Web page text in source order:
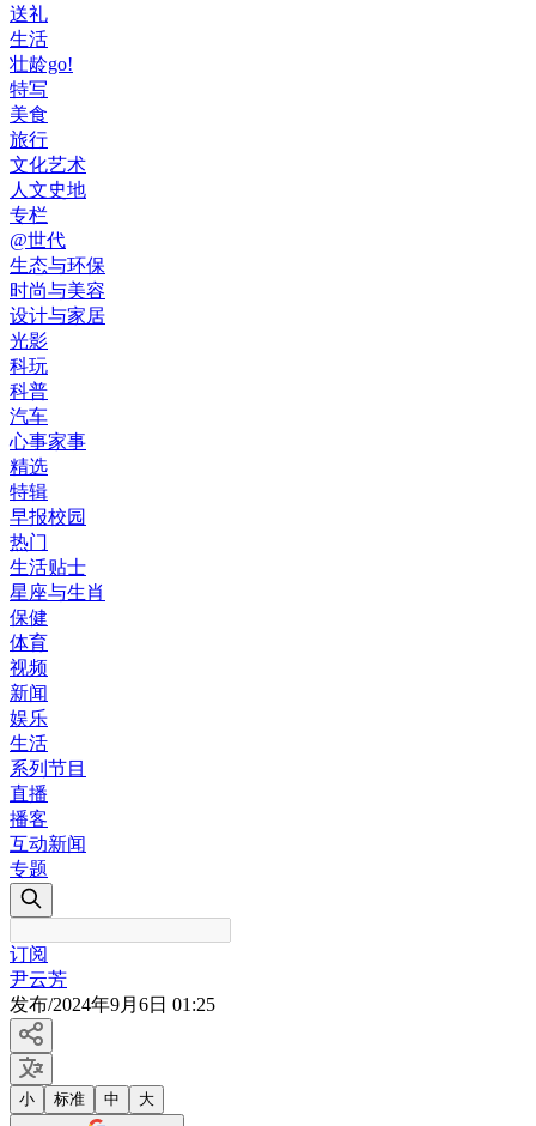
送礼
生活
壮龄go!
特写
美食
旅行
文化艺术
人文史地
专栏
@世代
生态与环保
时尚与美容
设计与家居
光影
科玩
科普
汽车
心事家事
精选
特辑
早报校园
热门
生活贴士
星座与生肖
保健
体育
视频
新闻
娱乐
生活
系列节目
直播
播客
互动新闻
专题
订阅
尹云芳
发布/2024年9月6日 01:25
小 标准 中 大